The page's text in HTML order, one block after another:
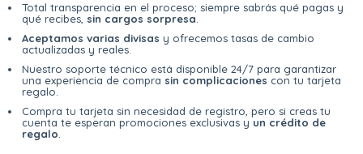
Total transparencia en el proceso; siempre sabrás qué pagas y
qué recibes, sin cargos sorpresa
Aceptamos varias divisas y ofrecemos tasas de cambio
actualizadas y reales.
Nuestro soporte técnico está disponible 24/7 para garantizar
una experiencia de compra sin complicaciones con tu tarjeta
regalo.
Compra tu tarjeta sin necesidad de registro, pero si creas tu
cuenta te esperan promociones exclusivas y un crédito de
regalo